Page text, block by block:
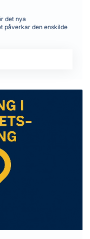
det nya
påverkar den enskilde